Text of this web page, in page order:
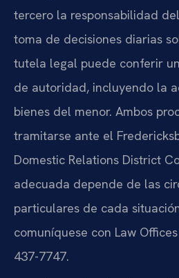
tercero la responsabilidad
toma de decisiones diarias
tutela legal puede conferir
de autoridad, incluyendo la
bienes del menor. Ambos
tramitarse ante el
Domestic Relations District
adecuada depende de las
particulares de cada
comuníquese con Law Offices
437-7747.